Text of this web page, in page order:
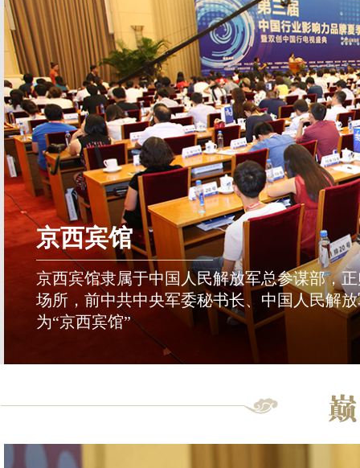
京西宾馆
京西宾馆隶属于中国人民解放军总参谋部，
场所，前中共中央军委秘书长、中国人民解
为“京西宾馆”